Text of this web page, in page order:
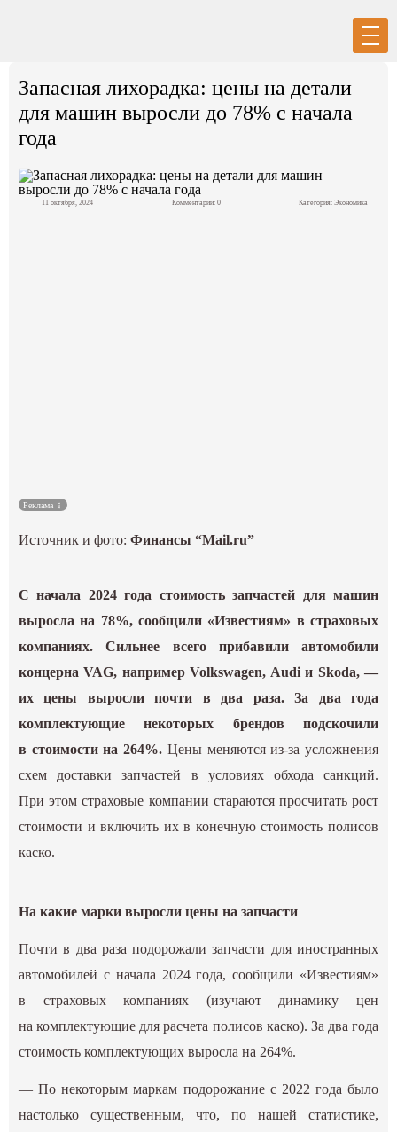
Политика
Запасная лихорадка: цены на детали
для машин выросли до 78% с начала
года
11 октября, 2024 Комментарии: 0 Категория: Экономика
Реклама
Источник и фото:Финансы “Mail.ru”
С начала 2024 года стоимость запчастей для машин
выросла на 78%, сообщили «Известиям» в страховых
компаниях. Сильнее всего прибавили автомобили
концерна VAG, например Volkswagen, Audi и Skoda, —
их цены выросли почти в два раза. За два года
комплектующие некоторых брендов подскочили
в стоимости на 264%. Цены меняются из-за усложнения
схем доставки запчастей в условиях обхода санкций.
При этом страховые компании стараются просчитать рост
стоимости и включить их в конечную стоимость полисов
каско.
На какие марки выросли цены на запчасти
Почти в два раза подорожали запчасти для иностранных
автомобилей с начала 2024 года, сообщили «Известиям»
в страховых компаниях (изучают динамику цен
на комплектующие для расчета полисов каско). За два года
стоимость комплектующих выросла на 264%.
— По некоторым маркам подорожание с 2022 года было
настолько существенным, что, по нашей статистике,